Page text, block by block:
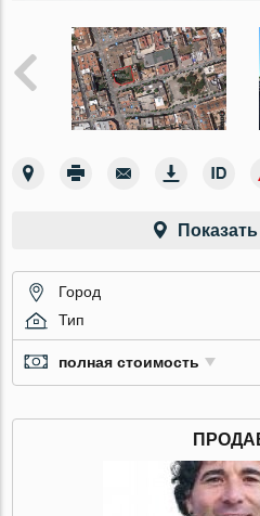
Город
Тип
полная стоимость